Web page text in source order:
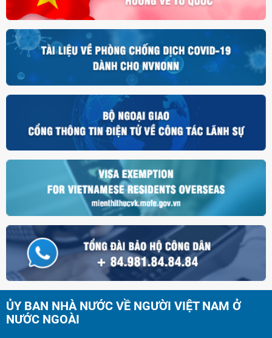
ỦY BAN NHÀ NƯỚC VỀ NGƯỜI VIỆT NAM Ở
NƯỚC NGOÀI